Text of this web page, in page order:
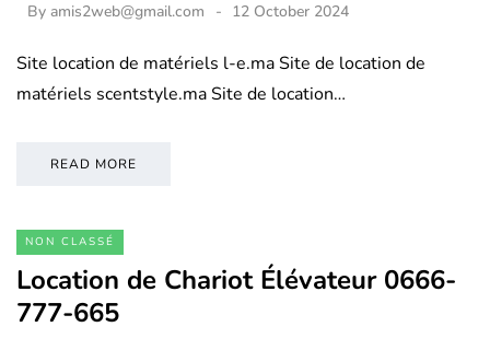
By amis2web@gmail.com 12 October 2024
Site location de matériels l-e.ma Site de location de
matériels scentstyle.ma Site de location…
READ MORE
NON CLASSÉ
Location de Chariot Élévateur 0666-
777-665